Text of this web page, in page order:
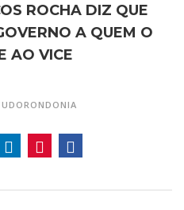
ROCHA DIZ QUE
A QUEM O
AO VICE